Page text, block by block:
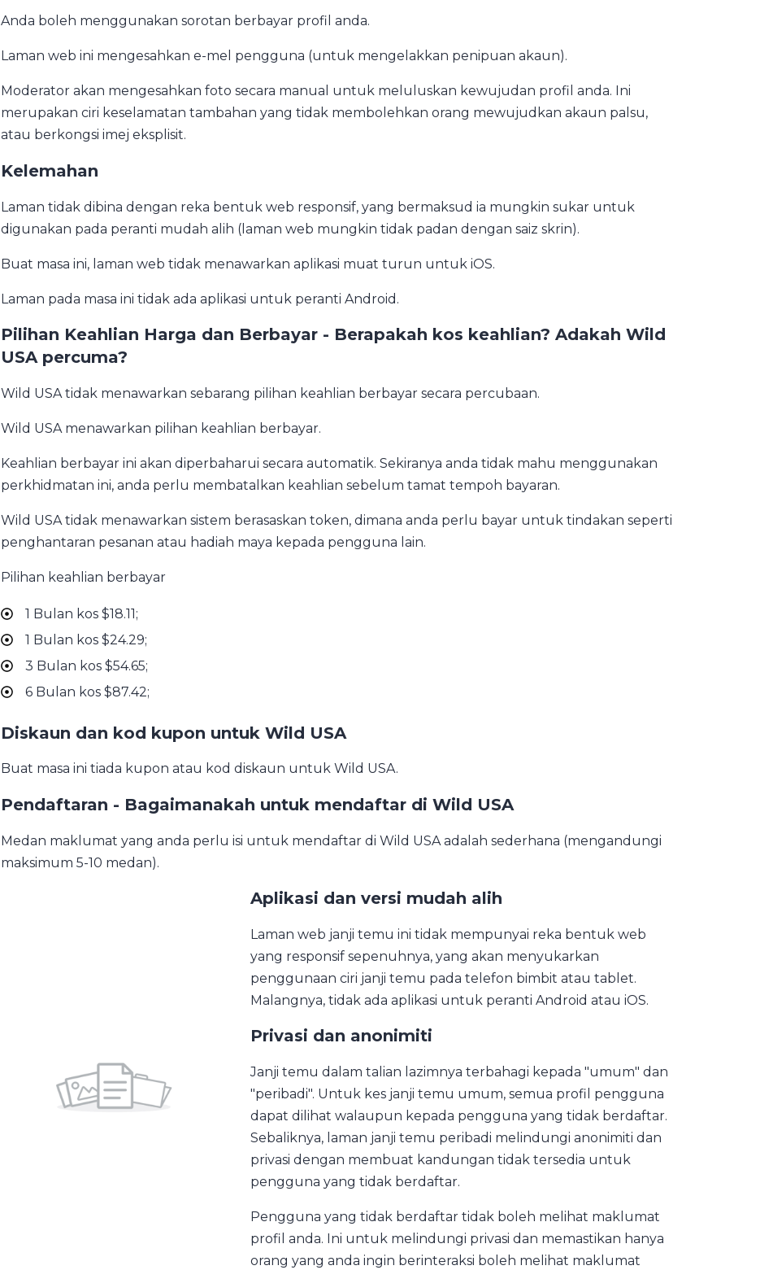
Anda boleh menggunakan sorotan berbayar profil anda.
Laman web ini mengesahkan e-mel pengguna (untuk mengelakkan penipuan akaun).
Moderator akan mengesahkan foto secara manual untuk meluluskan kewujudan profil anda. Ini
merupakan ciri keselamatan tambahan yang tidak membolehkan orang mewujudkan akaun palsu,
atau berkongsi imej eksplisit.
Kelemahan
Laman tidak dibina dengan reka bentuk web responsif, yang bermaksud ia mungkin sukar untuk
digunakan pada peranti mudah alih (laman web mungkin tidak padan dengan saiz skrin).
Buat masa ini, laman web tidak menawarkan aplikasi muat turun untuk iOS.
Laman pada masa ini tidak ada aplikasi untuk peranti Android.
Pilihan Keahlian Harga dan Berbayar - Berapakah kos keahlian? Adakah Wild
USA percuma?
Wild USA tidak menawarkan sebarang pilihan keahlian berbayar secara percubaan.
Wild USA menawarkan pilihan keahlian berbayar.
Keahlian berbayar ini akan diperbaharui secara automatik. Sekiranya anda tidak mahu menggunakan
perkhidmatan ini, anda perlu membatalkan keahlian sebelum tamat tempoh bayaran.
Wild USA tidak menawarkan sistem berasaskan token, dimana anda perlu bayar untuk tindakan seperti
penghantaran pesanan atau hadiah maya kepada pengguna lain.
Pilihan keahlian berbayar
1 Bulan kos $18.11;
1 Bulan kos $24.29;
3 Bulan kos $54.65;
6 Bulan kos $87.42;
Diskaun dan kod kupon untuk Wild USA
Buat masa ini tiada kupon atau kod diskaun untuk Wild USA.
Pendaftaran - Bagaimanakah untuk mendaftar di Wild USA
Medan maklumat yang anda perlu isi untuk mendaftar di Wild USA adalah sederhana (mengandungi
maksimum 5-10 medan).
Aplikasi dan versi mudah alih
Laman web janji temu ini tidak mempunyai reka bentuk web
yang responsif sepenuhnya, yang akan menyukarkan
penggunaan ciri janji temu pada telefon bimbit atau tablet.
Malangnya, tidak ada aplikasi untuk peranti Android atau iOS.
Privasi dan anonimiti
Janji temu dalam talian lazimnya terbahagi kepada "umum" dan
"peribadi". Untuk kes janji temu umum, semua profil pengguna
dapat dilihat walaupun kepada pengguna yang tidak berdaftar.
Sebaliknya, laman janji temu peribadi melindungi anonimiti dan
privasi dengan membuat kandungan tidak tersedia untuk
pengguna yang tidak berdaftar.
Pengguna yang tidak berdaftar tidak boleh melihat maklumat
profil anda. Ini untuk melindungi privasi dan memastikan hanya
orang yang anda ingin berinteraksi boleh melihat maklumat